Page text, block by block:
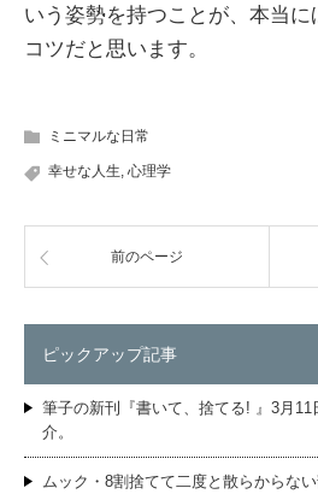
いう姿勢を持つことが、本当
コツだと思います。
ミニマルな日常
幸せな人生 心理学
前のページ
ピックアップ記事
筆子の新刊『書いて、捨てる! 』3月
介。
ムック・8割捨てて二度と散らからな